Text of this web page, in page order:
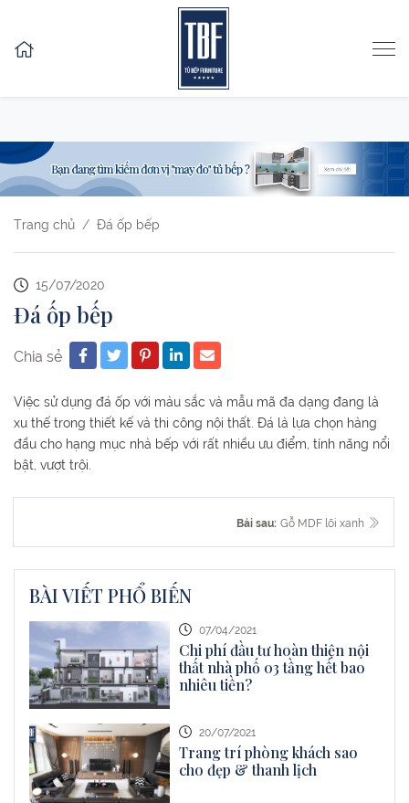
Skip to content
Trang chủ Đá ốp bếp
15/07/2020
Đá ốp bếp
Chia sẻ
Việc sử dụng đá ốp với màu sắc và mẫu mã đa dạng đang là
xu thế trong thiết kế và thi công nội thất. Đá là lựa chọn hàng
đầu cho hạng mục nhà bếp với rất nhiều ưu điểm, tính năng nổi
bật, vượt trội.
Bài sau: Gỗ MDF lõi xanh
BÀI VIẾT PHỔ BIẾN
07/04/2021
Chi phí đầu tư hoàn thiện nội
thất nhà phố 03 tầng hết bao
nhiêu tiền?
20/07/2021
Trang trí phòng khách sao
cho đẹp & thanh lịch